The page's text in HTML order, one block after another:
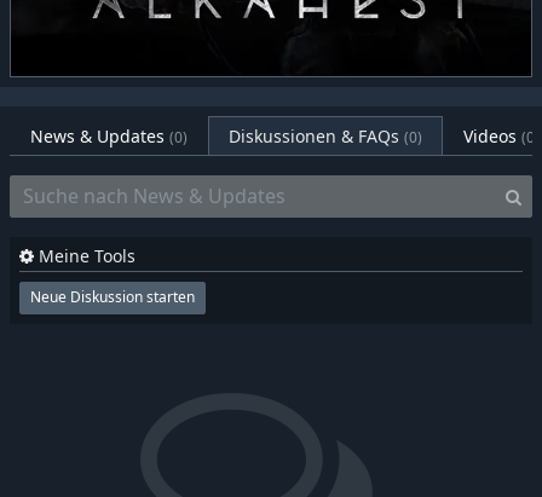
News & Updates (0) Diskussionen & FAQs (0) Videos (0)
Meine Tools
Neue Diskussion starten